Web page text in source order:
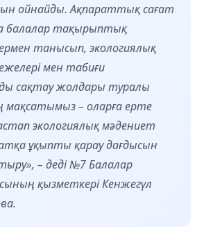
ойнайды. Ақпараттық сағат
балалар тақырыптық
танысып, экологиялық
мен табиғи
сақтау жолдары туралы
мақсатымыз – оларға ерте
экологиялық мәдениет
ұқыпты қарау дағдысын
– деді №7 Балалар
қызметкері Кенжегүл